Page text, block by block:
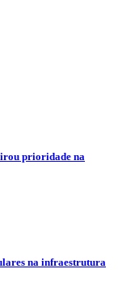
prioridade na
na infraestrutura